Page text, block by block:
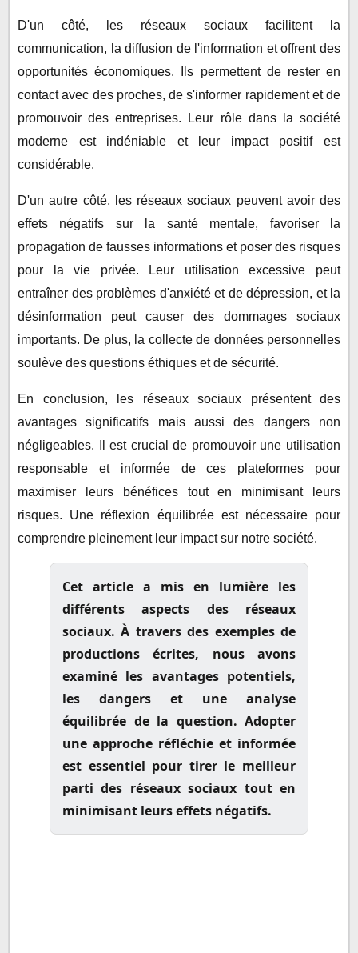
D'un côté, les réseaux sociaux facilitent la
communication, la diffusion de l'information et offrent des
opportunités économiques. Ils permettent de rester en
contact avec des proches, de s'informer rapidement et de
promouvoir des entreprises. Leur rôle dans la société
moderne est indéniable et leur impact positif est
considérable.
D'un autre côté, les réseaux sociaux peuvent avoir des
effets négatifs sur la santé mentale, favoriser la
propagation de fausses informations et poser des risques
pour la vie privée. Leur utilisation excessive peut
entraîner des problèmes d'anxiété et de dépression, et la
désinformation peut causer des dommages sociaux
importants. De plus, la collecte de données personnelles
soulève des questions éthiques et de sécurité.
En conclusion, les réseaux sociaux présentent des
avantages significatifs mais aussi des dangers non
négligeables. Il est crucial de promouvoir une utilisation
responsable et informée de ces plateformes pour
maximiser leurs bénéfices tout en minimisant leurs
risques. Une réflexion équilibrée est nécessaire pour
comprendre pleinement leur impact sur notre société.
Cet article a mis en lumière les
différents aspects des réseaux
sociaux. À travers des exemples de
productions écrites, nous avons
examiné les avantages potentiels,
les dangers et une analyse
équilibrée de la question. Adopter
une approche réfléchie et informée
est essentiel pour tirer le meilleur
parti des réseaux sociaux tout en
minimisant leurs effets négatifs.